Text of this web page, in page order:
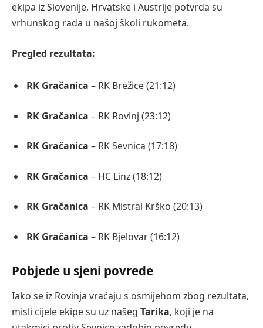
ekipa iz Slovenije, Hrvatske i Austrije potvrda su
vrhunskog rada u našoj školi rukometa.
Pregled rezultata:
RK Gračanica – RK Brežice (21:12)
RK Gračanica – RK Rovinj (23:12)
RK Gračanica – RK Sevnica (17:18)
RK Gračanica – HC Linz (18:12)
RK Gračanica – RK Mistral Krško (20:13)
RK Gračanica – RK Bjelovar (16:12)
Pobjede u sjeni povrede
Iako se iz Rovinja vraćaju s osmijehom zbog rezultata,
misli cijele ekipe su uz našeg Tarika, koji je na